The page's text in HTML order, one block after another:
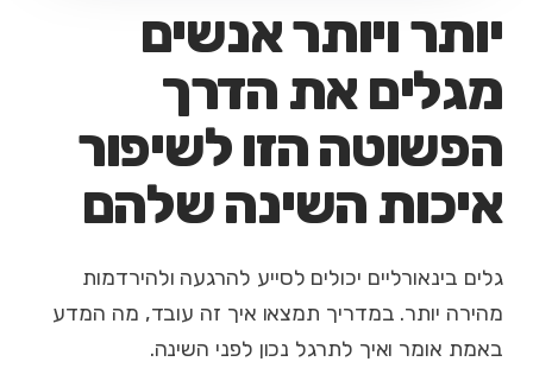
יותר ויותר אנשים
מגלים את הדרך
הפשוטה הזו לשיפור
איכות השינה שלהם
גלים בינאורליים יכולים לסייע להרגעה ולהירדמות
מהירה יותר. במדריך תמצאו איך זה עובד, מה המדע
באמת אומר ואיך לתרגל נכון לפני השינה.